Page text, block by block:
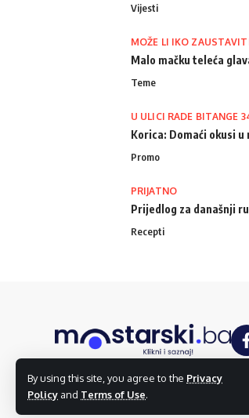
By using this site, you agree to the Privacy
Policy and Terms of Use.
Vijesti
MOŽE LI IKO
Malo mačku teleća
Teme
U ULICI RADE BITANGE
Korica: Domaći okusi
Promo
PRIJATNO
Prijedlog za današnji
Recepti
O nama Impressum